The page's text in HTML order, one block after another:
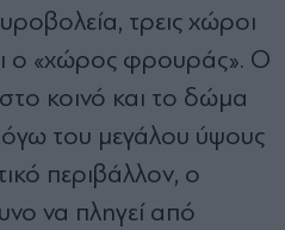
τρεις χώροι
ο «χώρος φρουράς». Ο
κοινό και το δώμα
του μεγάλου ύψους
περιβάλλον, ο
να πληγεί από